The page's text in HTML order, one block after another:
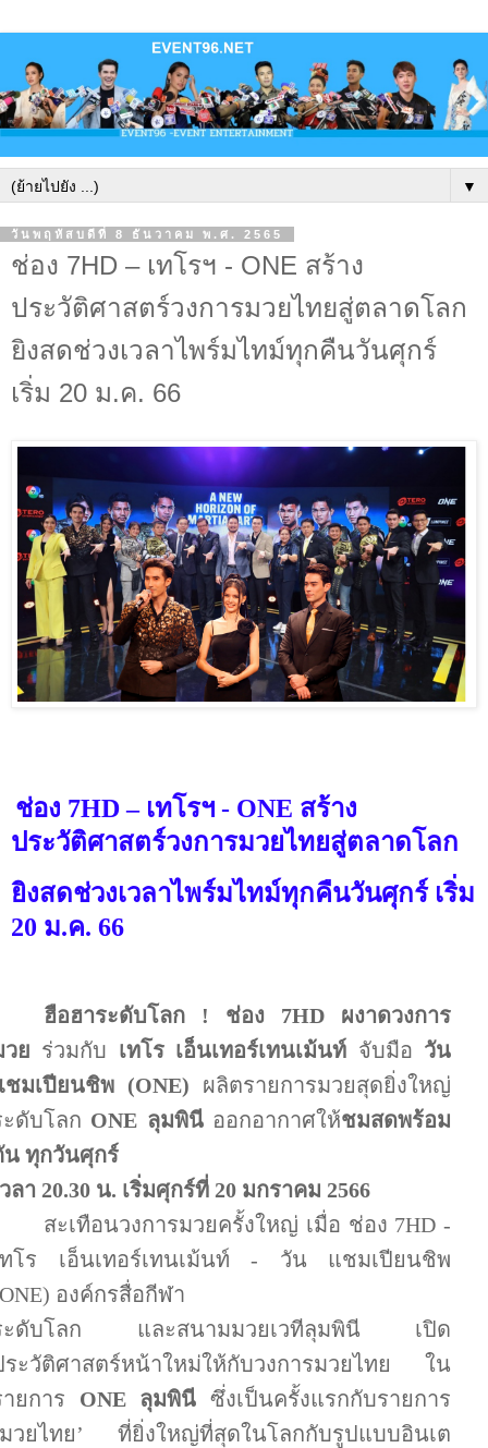
▼
วันพฤหัสบดีที่ 8 ธันวาคม พ.ศ. 2565
ช่อง 7HD – เทโรฯ - ONE สร้าง
ประวัติศาสตร์วงการมวยไทยสู่ตลาดโลก
ยิงสดช่วงเวลาไพร์มไทม์ทุกคืนวันศุกร์
เริ่ม 20 ม.ค. 66
ช่อง 7HD– เทโรฯ - ONE สร้าง
ประวัติศาสตร์วงการมวยไทยสู่ตลาดโลก
ยิงสดช่วงเวลาไพร์มไทม์ทุกคืนวันศุกร์ เริ่ม
20 ม.ค. 66
ฮือฮาระดับโลก ! ช่อง 7HD ผงาดวงการ
ย ร่วมกับ เทโร เอ็นเทอร์เทนเม้นท์ จับมือ วัน
ชมเปียนชิพ (ONE) ผลิตรายการมวยสุดยิ่งใหญ่
ะดับโลก ONE ลุมพินีออกอากาศให้ชมสดพร้อม
น ทุกวันศุกร์
ลา 20.30 น. เริ่มศุกร์ที่ 20 มกราคม 2566
สะเทือนวงการมวยครั้งใหญ่ เมื่อ ช่อง 7HD -
ทโร เอ็นเทอร์เทนเม้นท์ - วัน แชมเปียนชิพ
ONE) องค์กรสื่อกีฬา
ะดับโลก และสนามมวยเวทีลุมพินี เปิด
ระวัติศาสตร์หน้าใหม่ให้กับวงการมวยไทย ใน
ยการ ONE ลุมพินี ซึ่งเป็นครั้งแรกกับรายการ
มวยไทย’ ที่ยิ่งใหญ่ที่สุดในโลกกับรูปแบบอินเต